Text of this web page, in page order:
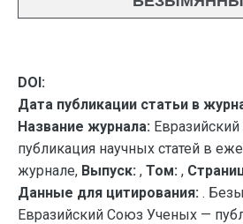
DOI:
Дата публикации статьи в
Название журнала:
публикация научных статей в
журнале, Выпуск: , Том: ,
Данные для цитирования: .
Евразийский Союз Ученых —